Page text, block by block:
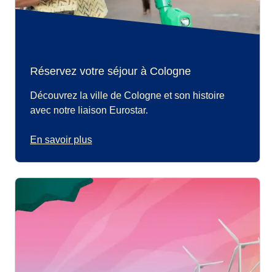
Réservez votre séjour à Cologne
Découvrez la ville de Cologne et son histoire
avec notre liaison Eurostar.
En savoir plus